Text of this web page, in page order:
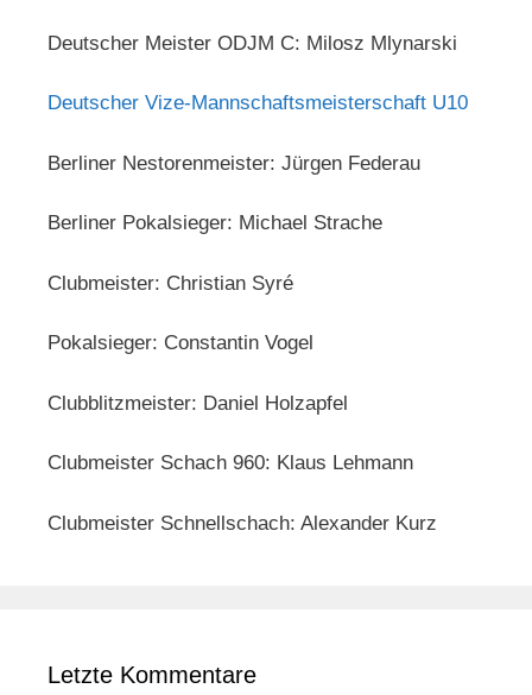
Deutscher Meister ODJM C: Milosz Mlynarski
Deutscher Vize-Mannschaftsmeisterschaft U10
Berliner Nestorenmeister: Jürgen Federau
Berliner Pokalsieger: Michael Strache
Clubmeister: Christian Syré
Pokalsieger: Constantin Vogel
Clubblitzmeister: Daniel Holzapfel
Clubmeister Schach 960: Klaus Lehmann
Clubmeister Schnellschach: Alexander Kurz
Letzte Kommentare